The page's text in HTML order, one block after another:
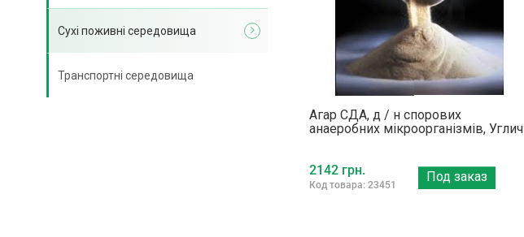
Сухі поживні середовища
Транспортні середовища
Агар СДА, д / н спорових
анаеробних мікроорганізмів, Углич
2142 грн.
Код товара: 23451
Под заказ